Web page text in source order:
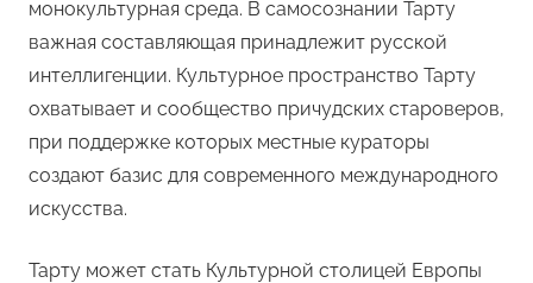
монокультурная среда. В самосознании Тарту
важная составляющая принадлежит русской
интеллигенции. Культурное пространство Тарту
охватывает и сообщество причудских староверов,
при поддержке которых местные кураторы
создают базис для современного международного
искусства.
Тарту может стать Культурной столицей Европы